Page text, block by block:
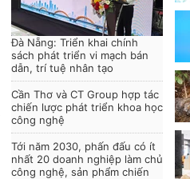
Đà Nẵng: Triển khai chính
sách phát triển vi mạch bán
dẫn, trí tuệ nhân tạo
Cần Thơ và CT Group hợp tác
chiến lược phát triển khoa học
công nghệ
Tới năm 2030, phấn đấu có ít
nhất 20 doanh nghiệp làm chủ
công nghệ, sản phẩm chiến